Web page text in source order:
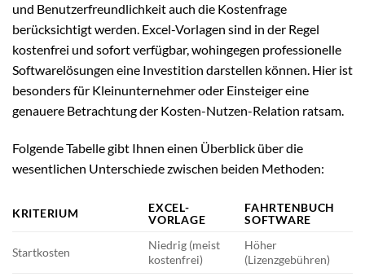
und Benutzerfreundlichkeit auch die Kostenfrage
berücksichtigt werden. Excel-Vorlagen sind in der Regel
kostenfrei und sofort verfügbar, wohingegen professionelle
Softwarelösungen eine Investition darstellen können. Hier ist
besonders für Kleinunternehmer oder Einsteiger eine
genauere Betrachtung der Kosten-Nutzen-Relation ratsam.
Folgende Tabelle gibt Ihnen einen Überblick über die
wesentlichen Unterschiede zwischen beiden Methoden:
KRITERIUM
EXCEL-
VORLAGE
FAHRTENBUCH
SOFTWARE
Startkosten
Niedrig (meist
kostenfrei)
Höher
(Lizenzgebühren)